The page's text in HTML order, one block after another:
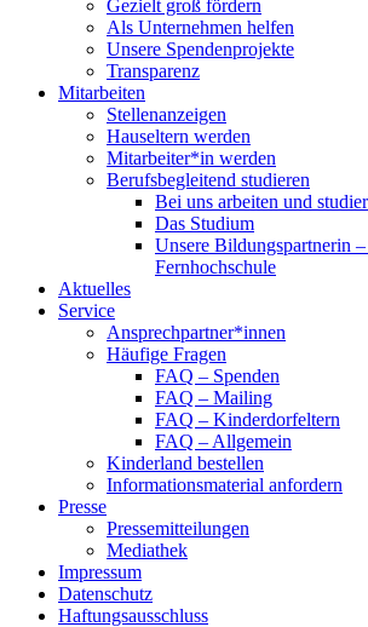
Gezielt groß fördern
Als Unternehmen helfen
Unsere Spendenprojekte
Transparenz
Mitarbeiten
Stellenanzeigen
Hauseltern werden
Mitarbeiter*in werden
Berufsbegleitend studieren
Bei uns arbeiten und
Das Studium
Unsere Bildungspartnerin
Fernhochschule
Aktuelles
Service
Ansprechpartner*innen
Häufige Fragen
FAQ – Spenden
FAQ – Mailing
FAQ – Kinderdorfeltern
FAQ – Allgemein
Kinderland bestellen
Informationsmaterial anfordern
Presse
Pressemitteilungen
Mediathek
Impressum
Datenschutz
Haftungsausschluss